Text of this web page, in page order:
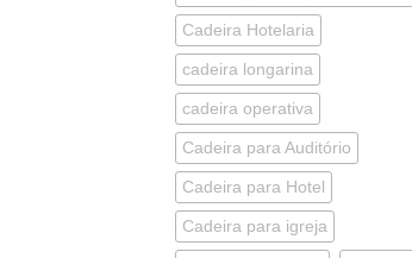
Cadeira Hotelaria
cadeira longarina
cadeira operativa
Cadeira para Auditório
Cadeira para Hotel
Cadeira para igreja